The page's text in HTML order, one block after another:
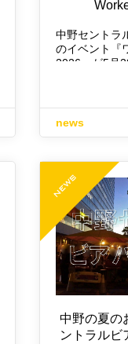
中野セントラ
のイベント『
2026』が5月
news
中野の夏の
ントラルビ